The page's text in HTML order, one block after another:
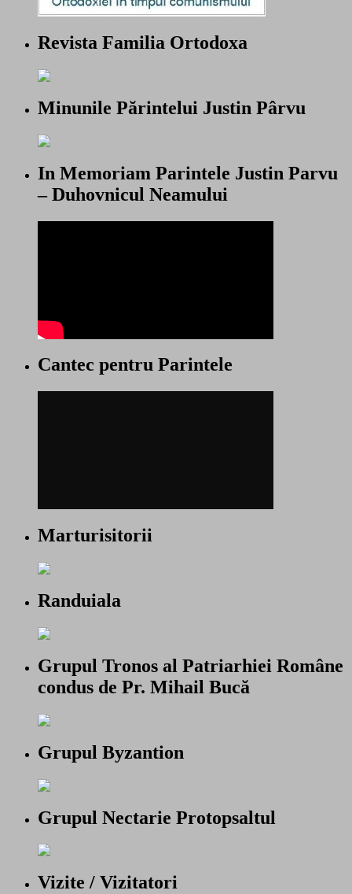
Revista Familia Ortodoxa
Minunile Părintelui Justin Pârvu
In Memoriam Parintele Justin Parvu
– Duhovnicul Neamului
Cantec pentru Parintele
Marturisitorii
Randuiala
Grupul Tronos al Patriarhiei Române
condus de Pr. Mihail Bucă
Grupul Byzantion
Grupul Nectarie Protopsaltul
Vizite / Vizitatori